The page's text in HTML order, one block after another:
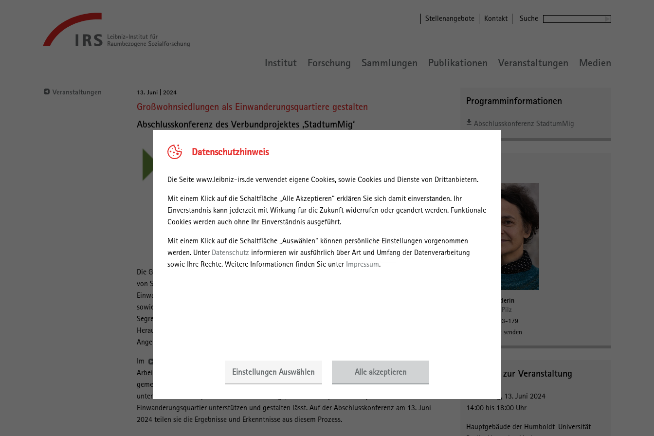
Datenschutzhinweis
Die Seite www.leibniz-irs.de verwendet eigene Cookies, sowie Cookies und Dienste von Drittanbietern.
Mit einem Klick auf die Schaltfläche „Alle Akzeptieren“ erklären Sie sich damit einverstanden. Ihr
Einverständnis kann jederzeit mit Wirkung für die Zukunft widerrufen oder geändert werden. Funktionale
Cookies werden auch ohne Ihr Einverständnis ausgeführt.
Mit einem Klick auf die Schaltfläche „Auswählen“ können persönliche Einstellungen vorgenommen
werden. Unter Datenschutz informieren wir ausführlich über Art und Umfang der Datenverarbeitung
sowie Ihre Rechte. Weitere Informationen finden Sie unter Impressum.
Einstellungen Auswählen Alle akzeptieren
Raumbezogene
Stellenangebote Kontakt Suche
Institut Forschung Sammlungen Publikationen Veranstaltungen Medien
Veranstaltungen
Hauptinhalt
13. Juni | 2024
Großwohnsiedlungen als Einwanderungsquartiere gestalten
Abschlusskonferenz des Verbundprojektes ‚StadtumMig‘
Die Großwohnsiedlungen in vielen ostdeutschen Städten haben sich im Verlauf der letzten 10 Jahre
von Stadtumbauschwerpunkten mit einem Fokus auf Rückbau und Konsolidierung zu
Einwanderungsquartieren entwickelt, die durch eine wachsende und sich verjüngende Bevölkerung
sowie zunehmende Diversität gekennzeichnet sind. Gleichzeitig verstärken sich die
Segregationsprozesse zwischen den Innenstädten und den Großwohnsiedlungen. Hiermit gehen neue
Herausforderungen für das Zusammenleben in den Quartieren, die Gestaltung von Teilhabe, die
Angebote und Infrastrukturen sowie die städtebauliche Weiterentwicklung in den Siedlungen einher.
Im
haben sich Forschende und Akteur*innen aus Verwaltung, Sozialer
Arbeit und Zivilgesellschaft in den Städten und Quartieren in den vergangenen fünf Jahren
gemeinsam diesen Herausforderungen gewidmet und sie aus verschiedenen fachlichen Perspektiven
untersucht. Im Mittelpunkt stand dabei die Frage, wie sich das (Zusammen-)Leben im
Einwanderungsquartier unterstützen und gestalten lässt. Auf der Abschlusskonferenz am 13. Juni
2024 teilen sie die Ergebnisse und Erkenntnisse aus diesem Prozess.
Programminformationen
Abschlusskonferenz StadtumMig
Wissenschaftlerin
Dr. Madlen Pilz
03362 793-179
Nachricht senden
Angaben zur Veranstaltung
Donnerstag, 13. Juni 2024
14:00 bis 18:00 Uhr
Hauptgebäude der Humboldt-Universität